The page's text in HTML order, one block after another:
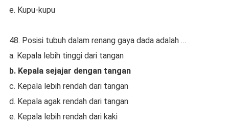
e. Kupu-kupu
48. Posisi tubuh dalam renang gaya dada adalah …
a. Kepala lebih tinggi dari tangan
b. Kepala sejajar dengan tangan
c. Kepala lebih rendah dari tangan
d. Kepala agak rendah dari tangan
e. Kepala lebih rendah dari kaki